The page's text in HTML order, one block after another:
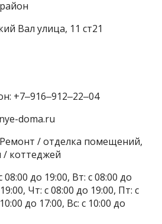
Вал улица, 11 ст21
+7‒916‒912‒22‒04
doma.ru
/ отделка помещений,
/ коттеджей
до 19:00, Вт: с 08:00 до
Чт: с 08:00 до 19:00, Пт: с
до 17:00, Вс: с 10:00 до